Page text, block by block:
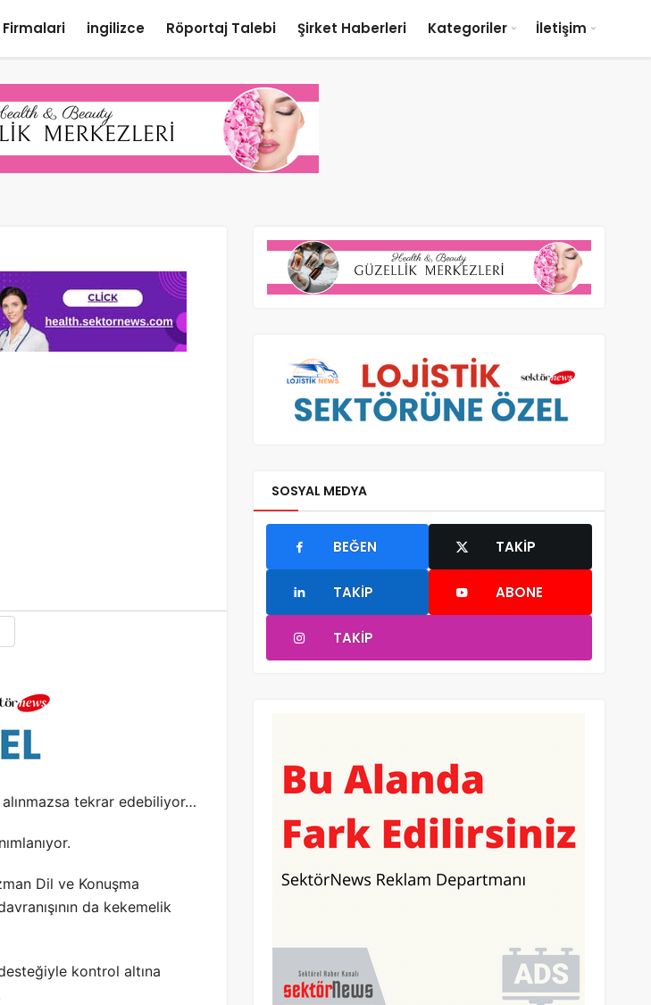
ingilizce Röportaj Talebi Şirket Haberleri Kategoriler İletişim
tekrar edebiliyor…
Dil ve Konuşma
da kekemelik
kontrol altına
SOSYAL MEDYA
BEĞEN TAKIP
TAKIP ABONE
TAKIP